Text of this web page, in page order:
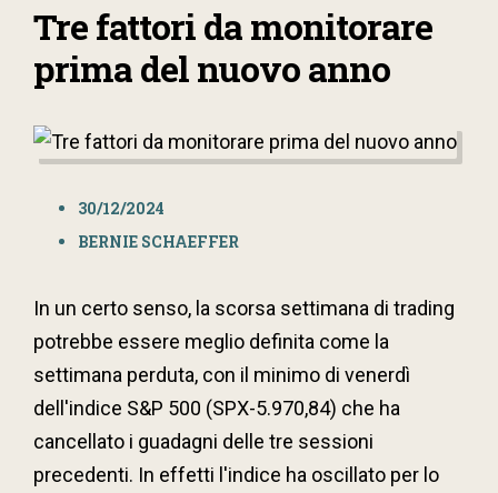
Tre fattori da monitorare
prima del nuovo anno
30/12/2024
BERNIE SCHAEFFER
In un certo senso, la scorsa settimana di trading
potrebbe essere meglio definita come la
settimana perduta, con il minimo di venerdì
dell'indice S&P 500 (SPX-5.970,84) che ha
cancellato i guadagni delle tre sessioni
precedenti. In effetti l'indice ha oscillato per lo